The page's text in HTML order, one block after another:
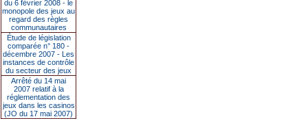
du 6 février 2008 - le
monopole des jeux au
regard des règles
communautaires
Étude de législation
comparée n° 180 -
décembre 2007 - Les
instances de contrôle
du secteur des jeux
Arrêté du 14 mai
2007 relatif à la
réglementation des
jeux dans les casinos
(JO du 17 mai 2007)